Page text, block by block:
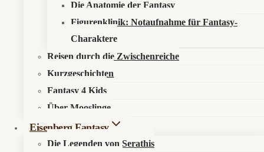
Die Anatomie der Fantasy
Figurenklinik: Notaufnahme für Fantasy-
Charaktere
Reisen durch die Zwischenreiche
Kurzgeschichten
Fantasy 4 Kids
Über Mooslinge
Eisenberg Fantasy
Die Legenden von Serathis
Mühen aus dem Vorraum des Portalwerks zerren konnte, nachdem
sie dort zwischen drei Netzstabilitätsgutachten, einer Rolle
Notfallplänen und einem versengten Faltblatt über die Risiken allzu
spontaner Sonnenbegeisterung festgeklemmt war. Beigelegt waren
ein kleiner Schlüssel zum Reservekeller, ein geprägtes Siegel des
Ministeriums für geordnete Übergänge sowie ein förmlicher
Hinweis, wonach sich ein ernstzunehmendes Reich seine
Absenderin ist, allen Spuren nach, Katherina Reiche,
Bundeswirtschaftsministerin, Großverwalterin von Übergangsburg,